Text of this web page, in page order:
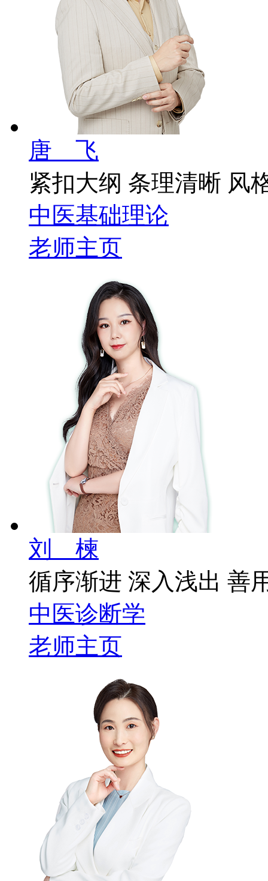
唐 飞
紧扣大纲 条理清晰 风
中医基础理论
老师主页
刘 楝
循序渐进 深入浅出 善
中医诊断学
老师主页